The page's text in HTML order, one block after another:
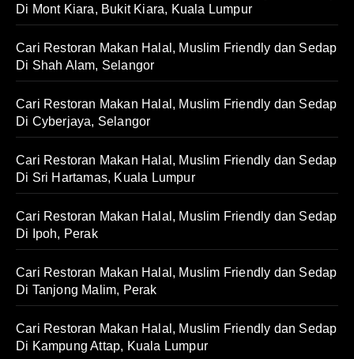
Di Mont Kiara, Bukit Kiara, Kuala Lumpur
Cari Restoran Makan Halal, Muslim Friendly dan Sedap
Di Shah Alam, Selangor
Cari Restoran Makan Halal, Muslim Friendly dan Sedap
Di Cyberjaya, Selangor
Cari Restoran Makan Halal, Muslim Friendly dan Sedap
Di Sri Hartamas, Kuala Lumpur
Cari Restoran Makan Halal, Muslim Friendly dan Sedap
Di Ipoh, Perak
Cari Restoran Makan Halal, Muslim Friendly dan Sedap
Di Tanjong Malim, Perak
Cari Restoran Makan Halal, Muslim Friendly dan Sedap
Di Kampung Attap, Kuala Lumpur